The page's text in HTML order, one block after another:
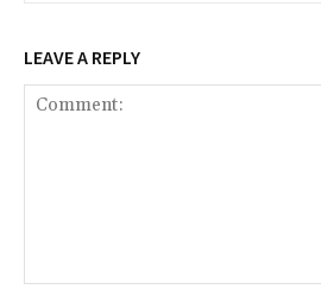
LEAVE A REPLY